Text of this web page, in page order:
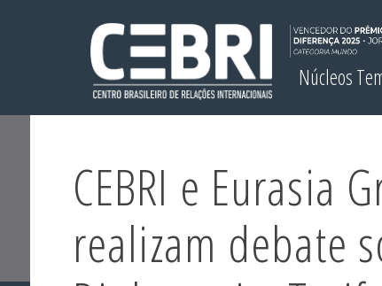
Núcleos
CEBRI e Eurasia
realizam debate